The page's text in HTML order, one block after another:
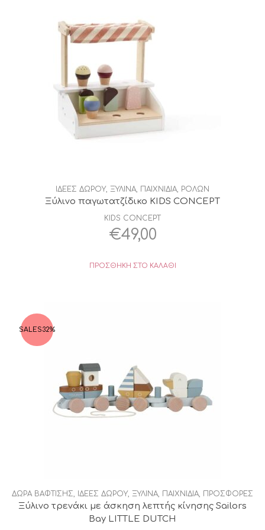
ΙΔΕΕΣ ΔΩΡΟΥ, ΞΥΛΙΝΑ, ΠΑΙΧΝΙΔΙΑ, ΡΟΛΩΝ
Ξύλινο παγωτατζίδικο KIDS CONCEPT
KIDS CONCEPT
€49,00
ΠΡΟΣΘΉΚΗ ΣΤΟ ΚΑΛΆΘΙ
SALES32%
ΔΩΡΑ ΒΑΦΤΙΣΗΣ, ΙΔΕΕΣ ΔΩΡΟΥ, ΞΥΛΙΝΑ, ΠΑΙΧΝΙΔΙΑ, ΠΡΟΣΦΟΡΕΣ
Ξύλινο τρενάκι με άσκηση λεπτής κίνησης Sailors
Bay LITTLE DUTCH